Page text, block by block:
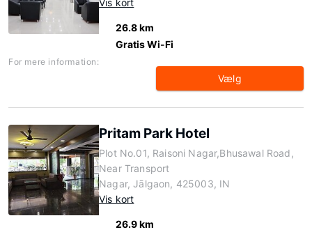
Vis kort
26.8 km
Gratis Wi-Fi
For mere information:
Vælg
Pritam Park Hotel
Plot No.01, Raisoni Nagar,Bhusawal Road,
Near Transport
Nagar, Jālgaon, 425003, IN
Vis kort
26.9 km